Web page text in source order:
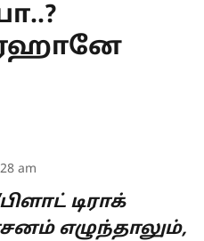
ரஹானே
am
டிராக்
எழுந்தாலும்,